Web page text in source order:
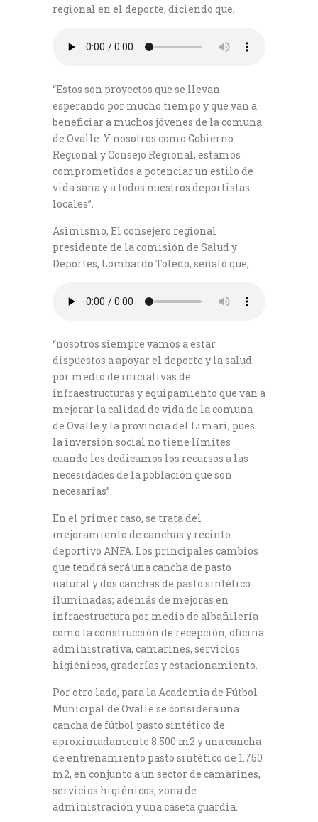
regional en el deporte, diciendo que,
“Estos son proyectos que se llevan
esperando por mucho tiempo y que van a
beneficiar a muchos jóvenes de la comuna
de Ovalle. Y nosotros como Gobierno
Regional y Consejo Regional, estamos
comprometidos a potenciar un estilo de
vida sana y a todos nuestros deportistas
locales”.
Asimismo, El consejero regional
presidente de la comisión de Salud y
Deportes, Lombardo Toledo, señaló que,
“nosotros siempre vamos a estar
dispuestos a apoyar el deporte y la salud
por medio de iniciativas de
infraestructuras y equipamiento que van a
mejorar la calidad de vida de la comuna
de Ovalle y la provincia del Limarí, pues
la inversión social no tiene límites
cuando les dedicamos los recursos a las
necesidades de la población que son
necesarias”.
En el primer caso, se trata del
mejoramiento de canchas y recinto
deportivo ANFA. Los principales cambios
que tendrá será una cancha de pasto
natural y dos canchas de pasto sintético
iluminadas; además de mejoras en
infraestructura por medio de albañilería
como la construcción de recepción, oficina
administrativa, camarines, servicios
higiénicos, graderías y estacionamiento.
Por otro lado, para la Academia de Fútbol
Municipal de Ovalle se considera una
cancha de fútbol pasto sintético de
aproximadamente 8.500 m2 y una cancha
de entrenamiento pasto sintético de 1.750
m2, en conjunto a un sector de camarines,
servicios higiénicos, zona de
administración y una caseta guardia.